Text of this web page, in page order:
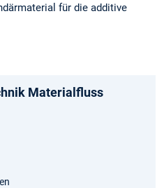
für die additive
Materialfluss